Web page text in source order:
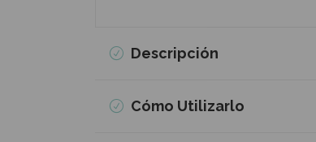
Descripción
Cómo Utilizarlo